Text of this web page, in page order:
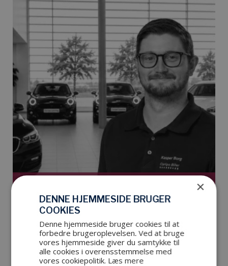
Kasper
+45 31 76 75 73
kb@caripo-biler.dk
×
DENNE HJEMMESIDE BRUGER
COOKIES
Denne hjemmeside bruger cookies til at
forbedre brugeroplevelsen. Ved at bruge
vores hjemmeside giver du samtykke til
alle cookies i overensstemmelse med
vores cookiepolitik. Læs mere